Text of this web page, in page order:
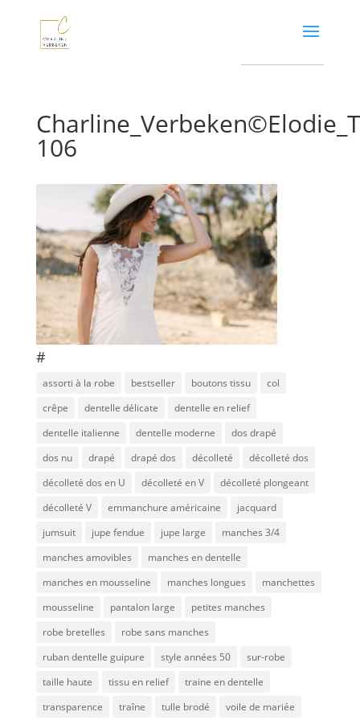
106
#
assorti à la robe bestseller boutons tissu
col
crêpe
dentelle délicate
dentelle en relief
dentelle italienne
dentelle moderne
dos drapé
dos nu
drapé drapé dos décolleté
décolleté dos
décolleté dos en U
décolleté en V
décolleté plongeant
décolleté V
emmanchure américaine
jacquard
jumsuit
jupe fendue jupe large
manches 3/4
manches amovibles
manches en dentelle
manches en mousseline
manches longues
manchettes
mousseline
pantalon large
petites manches
robe bretelles
robe sans manches
ruban dentelle guipure
style années 50
sur-robe
taille haute
tissu en relief
traine en dentelle
transparence
traîne tulle brodé voile de mariée